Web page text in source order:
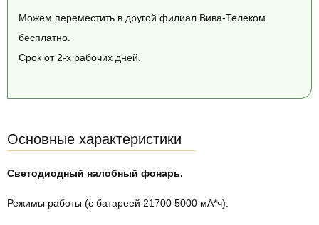
Можем переместить в другой филиал Вива-Телеком
бесплатно.
Срок от 2-х рабочих дней.
Основные характеристики
Светодиодный налобный фонарь.
Режимы работы (с батареей 21700 5000 мА*ч):